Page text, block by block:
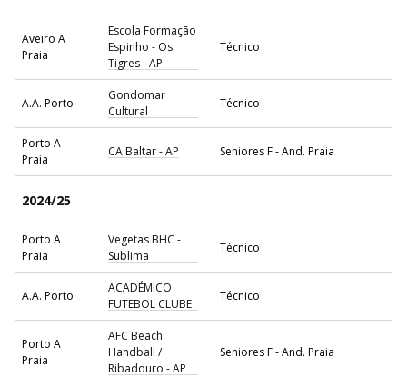
Aveiro A
Praia
Escola Formação
Espinho - Os
Tigres - AP
Técnico
A.A. Porto
Gondomar
Cultural
Técnico
Porto A
Praia
CA Baltar - AP Seniores F - And. Praia
2024/25
Porto A
Praia
Vegetas BHC -
Sublima
Técnico
A.A. Porto
ACADÉMICO
FUTEBOL CLUBE
Técnico
Porto A
Praia
AFC Beach
Handball /
Ribadouro - AP
Seniores F - And. Praia